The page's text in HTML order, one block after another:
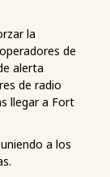
la
de
alerta
de radio
llegar a Fort
a los